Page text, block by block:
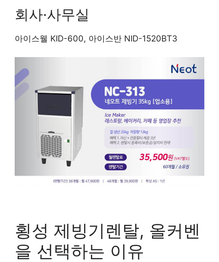
회사·사무실
아이스웰 KID-600, 아이스반 NID-1520BT3
횡성 제빙기렌탈, 올커벤
을 선택하는 이유